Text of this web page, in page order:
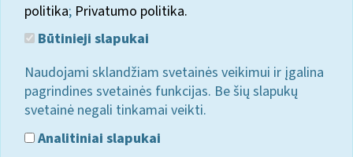
politika; Privatumo politika.
Būtinieji slapukai
Naudojami sklandžiam svetainės veikimui ir įgalina
pagrindines svetainės funkcijas. Be šių slapukų
svetainė negali tinkamai veikti.
Analitiniai slapukai